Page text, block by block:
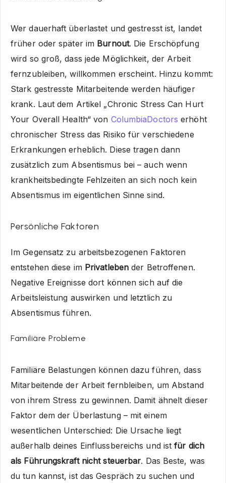
Wer dauerhaft überlastet und gestresst ist, landet
früher oder später im Burnout. Die Erschöpfung
wird so groß, dass jede Möglichkeit, der Arbeit
fernzubleiben, willkommen erscheint. Hinzu kommt:
Stark gestresste Mitarbeitende werden häufiger
krank. Laut dem Artikel „Chronic Stress Can Hurt
Your Overall Health“ von ColumbiaDoctors erhöht
chronischer Stress das Risiko für verschiedene
Erkrankungen erheblich. Diese tragen dann
zusätzlich zum Absentismus bei – auch wenn
krankheitsbedingte Fehlzeiten an sich noch kein
Absentismus im eigentlichen Sinne sind.
Persönliche Faktoren
Im Gegensatz zu arbeitsbezogenen Faktoren
entstehen diese im Privatleben der Betroffenen.
Negative Ereignisse dort können sich auf die
Arbeitsleistung auswirken und letztlich zu
Absentismus führen.
Familiäre Probleme
Familiäre Belastungen können dazu führen, dass
Mitarbeitende der Arbeit fernbleiben, um Abstand
von ihrem Stress zu gewinnen. Damit ähnelt dieser
Faktor dem der Überlastung – mit einem
wesentlichen Unterschied: Die Ursache liegt
außerhalb deines Einflussbereichs und istfür dich
als Führungskraft nicht steuerbar. Das Beste, was
du tun kannst, ist das Gespräch zu suchen und